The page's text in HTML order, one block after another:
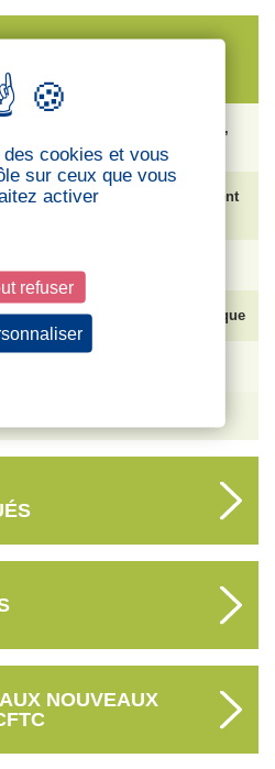
le nouveau congé de naissance,
juillet 2026
risques de plan social, comment
Cadres
du Comité Social et Économique
NOUVEAUX
cookies et vous
sur ceux que vous
activer
refuser